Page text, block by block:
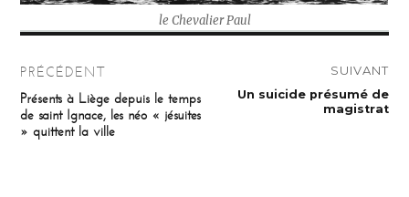
le Chevalier Paul
de
l’article
PRÉCÉDENT
Publication
précédente :
Présents à Liège depuis le temps
de saint Ignace, les néo « jésuites
» quittent la ville
SUIVANT
Publication
Un suicide présumé de
magistrat